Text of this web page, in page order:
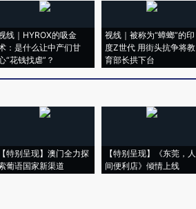
线｜HYROX的吸金
：是什么让中产们甘
“花钱找虐”？
视线｜被称为“蟑螂”的印
度Z世代 用街头抗争将教
育部长拱下台
【特别呈现】澳门全力探
葡语国家新渠道
【特别呈现】《东莞，人
间便利店》倾情上线